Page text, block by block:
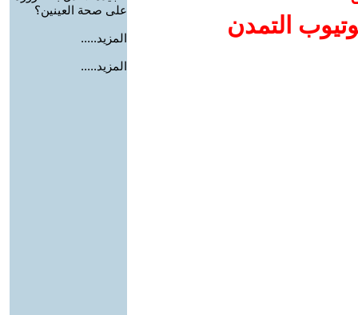
التمدن
على صحة العينين؟
المزيد.....
المزيد.....